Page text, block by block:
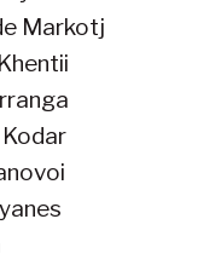
Markotj